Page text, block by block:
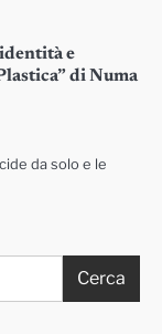
e
di Numa
da solo e le
Cerca